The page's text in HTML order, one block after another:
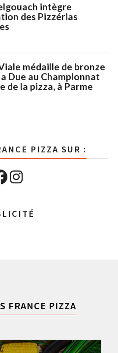
intègre
des Pizzérias
médaille de bronze
Due au Championnat
de la pizza, à Parme
PIZZA SUR :
FRANCE PIZZA